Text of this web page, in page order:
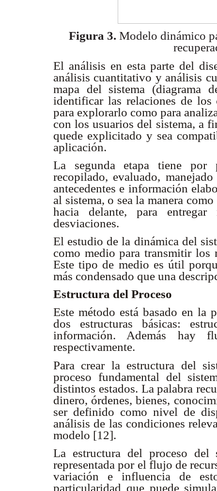
Figura 3. Modelo dinámico
El análisis en esta parte del
análisis cuantitativo y análisis
mapa del sistema (diagrama
identificar las relaciones de los
para explorarlo como para
con los usuarios del sistema, a
quede explicitado y sea
aplicación.
La segunda etapa tiene
recopilado, evaluado,
antecedentes e información
al sistema, o sea la manera
hacia delante, para
desviaciones.
El estudio de la dinámica del
como medio para transmitir los
Este tipo de medio es útil
más condensado que una
Estructura del Proceso
Este método está basado en la
dos estructuras básicas:
información. Además hay
respectivamente.
Para crear la estructura del
proceso fundamental del
distintos estados. La palabra
dinero, órdenes, bienes,
ser definido como nivel de
análisis de las condiciones
modelo [12].
La estructura del proceso del
representada por el flujo de
variación e influencia de
particularidad que puede